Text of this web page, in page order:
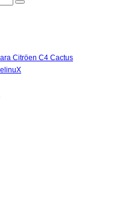
Citröen C4 Cactus